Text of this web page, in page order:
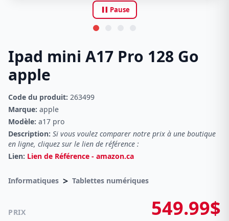
pause Pause
Ipad mini A17 Pro 128 Go
apple
Code du produit: 263499
Marque: apple
Modèle: a17 pro
Description: Si vous voulez comparer notre prix à une boutique
en ligne, cliquez sur le lien de référence :
Lien: Lien de Référence - amazon.ca
Informatiques > Tablettes numériques
PRIX 549.99$